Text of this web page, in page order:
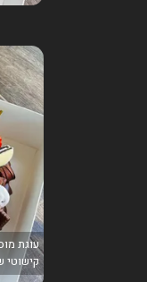
קישוטי